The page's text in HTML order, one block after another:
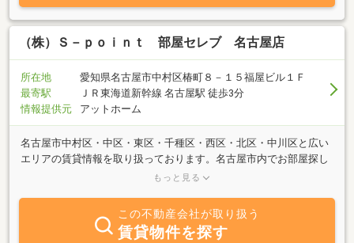
ございますのでお気軽にご相談くださいませ。
（株）Ｓ－ｐｏｉｎｔ 部屋セレブ 名古屋店
所在地
愛知県名古屋市中村区椿町８－１５福屋ビル１Ｆ
最寄駅
ＪＲ東海道新幹線 名古屋駅 徒歩3分
情報提供元
アットホーム
名古屋市中村区・中区・東区・千種区・西区・北区・中川区と広い
エリアの賃貸情報を取り扱っております。名古屋市内でお部屋探し
の方、県外からお越しの転勤／単身赴任の方、法人・社宅代行など
いります。お部屋探しをされる全てのお客様に心癒される、心豊か
なお住まいが見つかりますように。
もっと見る
この不動産会社が取り扱う
賃貸物件を探す